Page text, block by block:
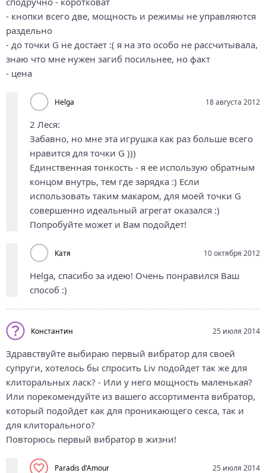
- кнопки всего две, мощность и режимы не управляются
раздельно
- до точки G не достает :( я на это особо не рассчитывала,
знаю что мне нужен загиб посильнее, но факт
- цена
Helga 18 августа 2012
2 Леся:
Забавно, но мне эта игрушка как раз больше всего
нравится для точки G )))
Единственная тонкость - я ее использую обратным
концом внутрь, тем где зарядка :) Если
использовать таким макаром, для моей точки G
совершенно идеальный агрегат оказался :)
Попробуйте может и Вам подойдет!
Катя 10 октября 2012
Helga, спасибо за идею! Очень понравился Ваш
способ :)
Константин 25 июля 2014
Здравствуйте выбираю первый вибратор для своей
супруги, хотелось бы спросить Liv подойдет так же для
клиторальных ласк? - Или у него мощность маленькая?
Или порекомендуйте из вашего ассортимента вибратор,
который подойдет как для проникающего секса, так и
для клиторального?
Повторюсь первый вибратор в жизни!
Paradis d'Amour 25 июля 2014